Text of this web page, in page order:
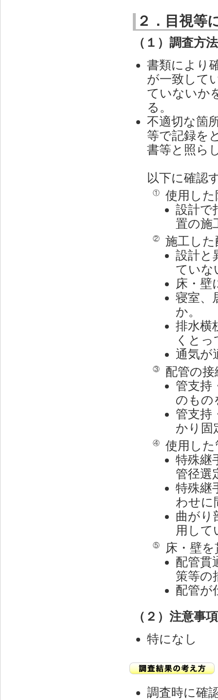
２．目視等
（１）調査方法
書類により
が一致して
ていないか
る。
不適切な箇
等で記録を
書等と照ら
以下に確認
①
使用し
設計で
置の施
②
施工し
設計と
ていな
床・壁
寝室、
か。
排水横
くと
通気が
③
配管の
管支持
のもの
管支持
かり固
④
使用した
特殊継
管径選
特殊継
わせに
曲がり
用して
⑤
床・壁
配管貫
策等の
配管が
（２）注意事
特になし
調査時に確